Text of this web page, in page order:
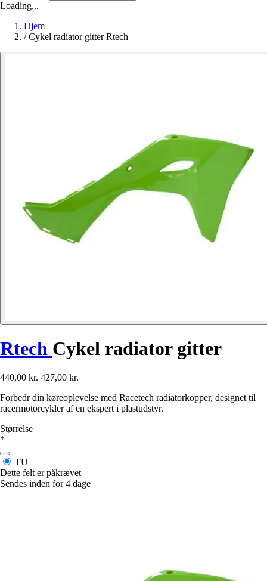
Loading...
Hjem
/ Cykel radiator gitter Rtech
Rtech Cykel radiator gitter
440,00 kr. 427,00 kr.
Forbedr din køreoplevelse med Racetech radiatorkopper, designet til
racermotorcykler af en ekspert i plastudstyr.
Størrelse
*
TU
Dette felt er påkrævet
Sendes inden for 4 dage